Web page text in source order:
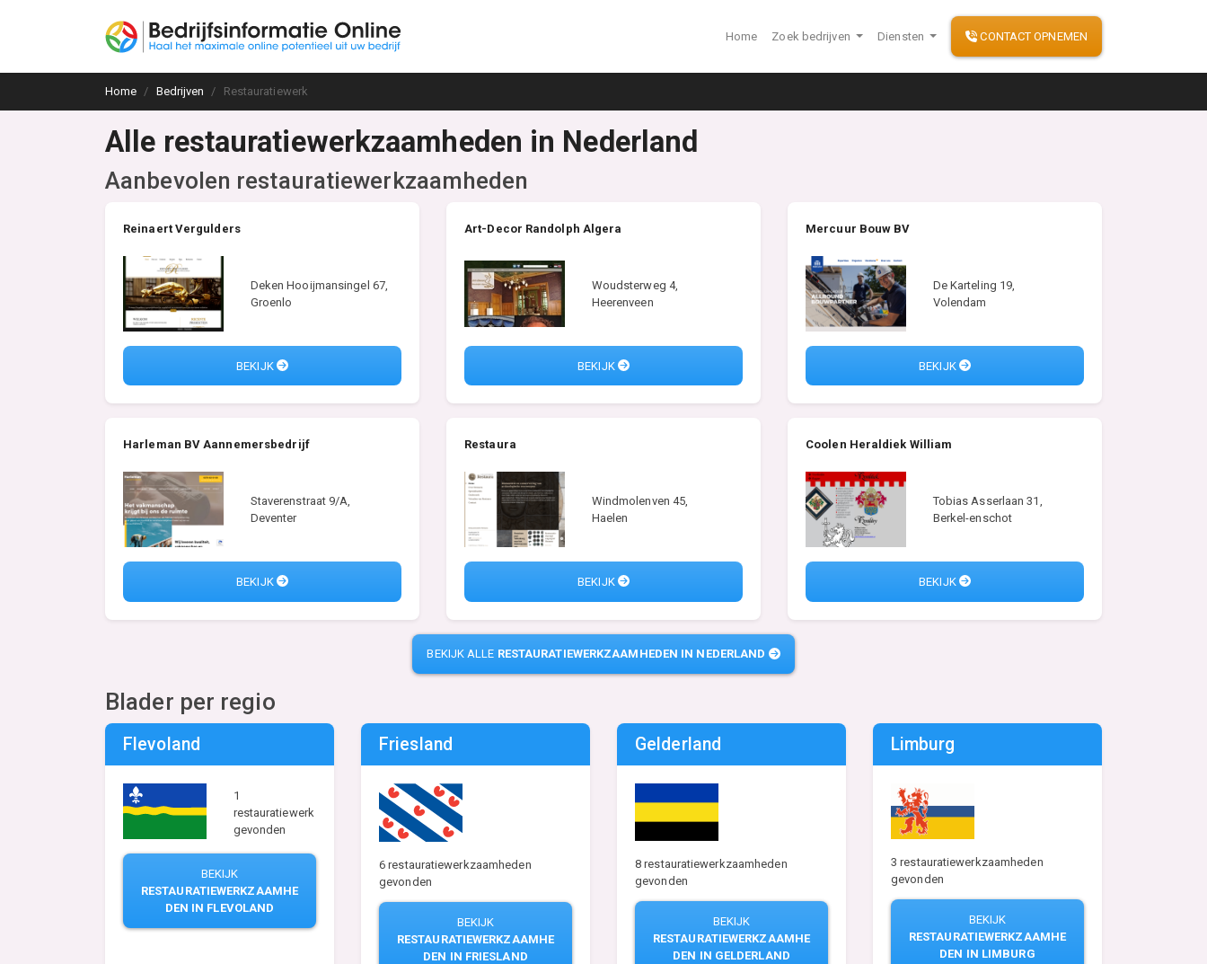
Home Zoek bedrijven Diensten CONTACT OPNEMEN
Home Bedrijven Restauratiewerk
Alle restauratiewerkzaamheden in Nederland
Aanbevolen restauratiewerkzaamheden
Reinaert Vergulders
Deken Hooijmansingel 67,
Groenlo
BEKIJK
Art-Decor Randolph Algera
Woudsterweg 4,
Heerenveen
BEKIJK
Mercuur Bouw BV
De Karteling 19,
Volendam
BEKIJK
Harleman BV Aannemersbedrijf
Staverenstraat 9/A,
Deventer
BEKIJK
Restaura
Windmolenven 45,
Haelen
BEKIJK
Coolen Heraldiek William
Tobias Asserlaan 31,
Berkel-enschot
BEKIJK
BEKIJK ALLE RESTAURATIEWERKZAAMHEDEN IN NEDERLAND
Blader per regio
Flevoland
1
restauratiewerk
gevonden
BEKIJK
RESTAURATIEWERKZAAMHE
DEN IN FLEVOLAND
Friesland
6 restauratiewerkzaamheden
gevonden
BEKIJK
RESTAURATIEWERKZAAMHE
DEN IN FRIESLAND
Gelderland
8 restauratiewerkzaamheden
gevonden
BEKIJK
RESTAURATIEWERKZAAMHE
DEN IN GELDERLAND
Limburg
3 restauratiewerkzaamheden
gevonden
BEKIJK
RESTAURATIEWERKZAAMHE
DEN IN LIMBURG